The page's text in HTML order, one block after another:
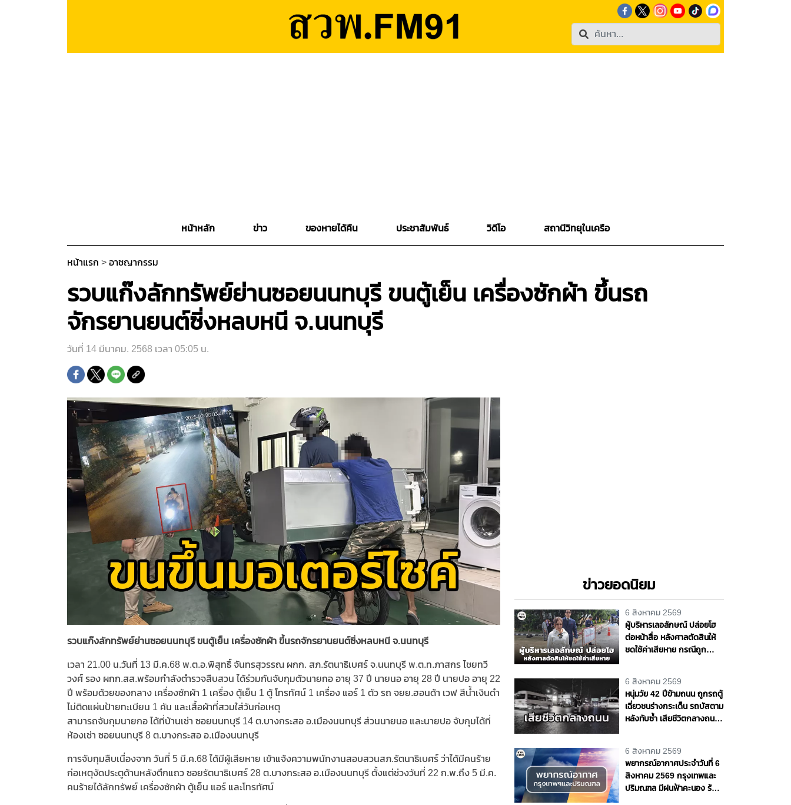
หน้าหลัก ข่าว ของหายได้คืน ประชาสัมพันธ์ วิดีโอ สถานีวิทยุในเครือ
หน้าแรก > อาชญากรรม
รวบแก๊งลักทรัพย์ย่านซอยนนทบุรี ขนตู้เย็น เครื่องซักผ้า ขึ้นรถ
จักรยานยนต์ซิ่งหลบหนี จ.นนทบุรี
วันที่ 14 มีนาคม. 2568 เวลา 05:05 น.
รวบแก๊งลักทรัพย์ย่านซอยนนทบุรี ขนตู้เย็น เครื่องซักผ้า ขึ้นรถจักรยานยนต์ซิ่งหลบหนี จ.นนทบุรี
เวลา 21.00 น.วันที่ 13 มี.ค.68 พ.ต.อ.พิสุทธิ์ จันทรสุวรรณ ผกก. สภ.รัตนาธิเบศร์ จ.นนทบุรี พ.ต.ท.ภาสกร ไชยทวี
วงศ์ รอง ผกก.สส.พร้อมกำลังตำรวจสืบสวน ได้ร่วมกันจับกุมตัวนายกอ อายุ 37 ปี นายนอ อายุ 28 ปี นายปอ อายุ 22
ปี พร้อมด้วยของกลาง เครื่องซักผ้า 1 เครื่อง ตู้เย็น 1 ตู้ โทรทัศน์ 1 เครื่อง แอร์ 1 ตัว รถ จยย.ฮอนด้า เวฟ สีน้ำเงินดำ
ไม่ติดแผ่นป้ายทะเบียน 1 คัน และเสื้อผ้าที่สวมใส่วันก่อเหตุ
สามารถจับกุมนายกอ ได้ที่บ้านเช่า ซอยนนทบุรี 14 ต.บางกระสอ อ.เมืองนนทบุรี ส่วนนายนอ และนายปอ จับกุมได้ที่
ห้องเช่า ซอยนนทบุรี 8 ต.บางกระสอ อ.เมืองนนทบุรี
การจับกุมสืบเนื่องจาก วันที่ 5 มี.ค.68 ได้มีผู้เสียหาย เข้าแจ้งความพนักงานสอบสวนสภ.รัตนาธิเบศร์ ว่าได้มีคนร้าย
ก่อเหตุงัดประตูด้านหลังตึกแถว ซอยรัตนาธิเบศร์ 28 ต.บางกระสอ อ.เมืองนนทบุรี ตั้งแต่ช่วงวันที่ 22 ก.พ.ถึง 5 มี.ค.
คนร้ายได้ลักทรัพย์ เครื่องซักผ้า ตู้เย็น แอร์ และโทรทัศน์
ข่าวยอดนิยม
6 สิงหาคม 2569
ผู้บริหารเลอลักษณ์ ปล่อยโฮ
ต่อหน้าสื่อ หลังศาลตัดสินให้
ชดใช้ค่าเสียหาย กรณีถูก
6 สิงหาคม 2569
หนุ่มวัย 42 ปีข้ามถนน ถูกรถตู้
เฉี่ยวชนร่างกระเด็น รถบัสตาม
หลังทับซ้ำ เสียชีวิตกลางถนน
6 สิงหาคม 2569
พยากรณ์อากาศประจำวันที่ 6
สิงหาคม 2569 กรุงเทพและ
ปริมณฑล มีฝนฟ้าคะนอง ร้อย